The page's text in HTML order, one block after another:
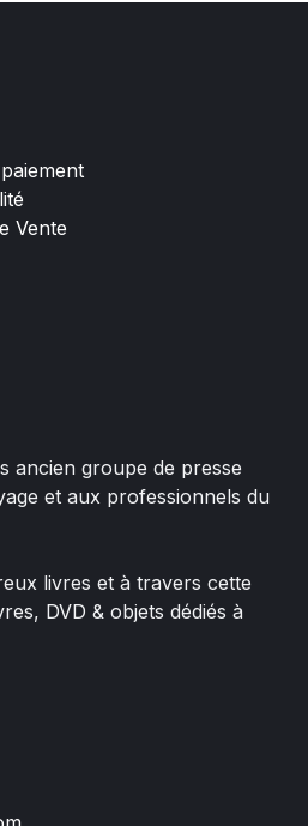
Vente
ancien groupe de presse
et aux professionnels du
livres et à travers cette
DVD & objets dédiés à